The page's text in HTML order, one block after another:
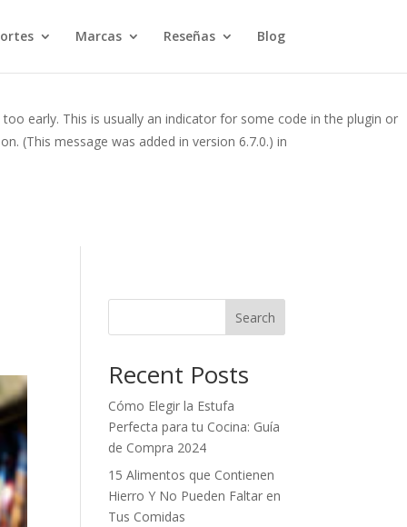
is usually an indicator for some code in the plugin or theme
early. This is usually an indicator for some code in the plugin or
(This message was added in version 6.7.0.) in
Marcas Reseñas Blog
Search
Recent Posts
Cómo Elegir la Estufa
Perfecta para tu Cocina: Guía
de Compra 2024
15 Alimentos que Contienen
Hierro Y No Pueden Faltar en
Tus Comidas